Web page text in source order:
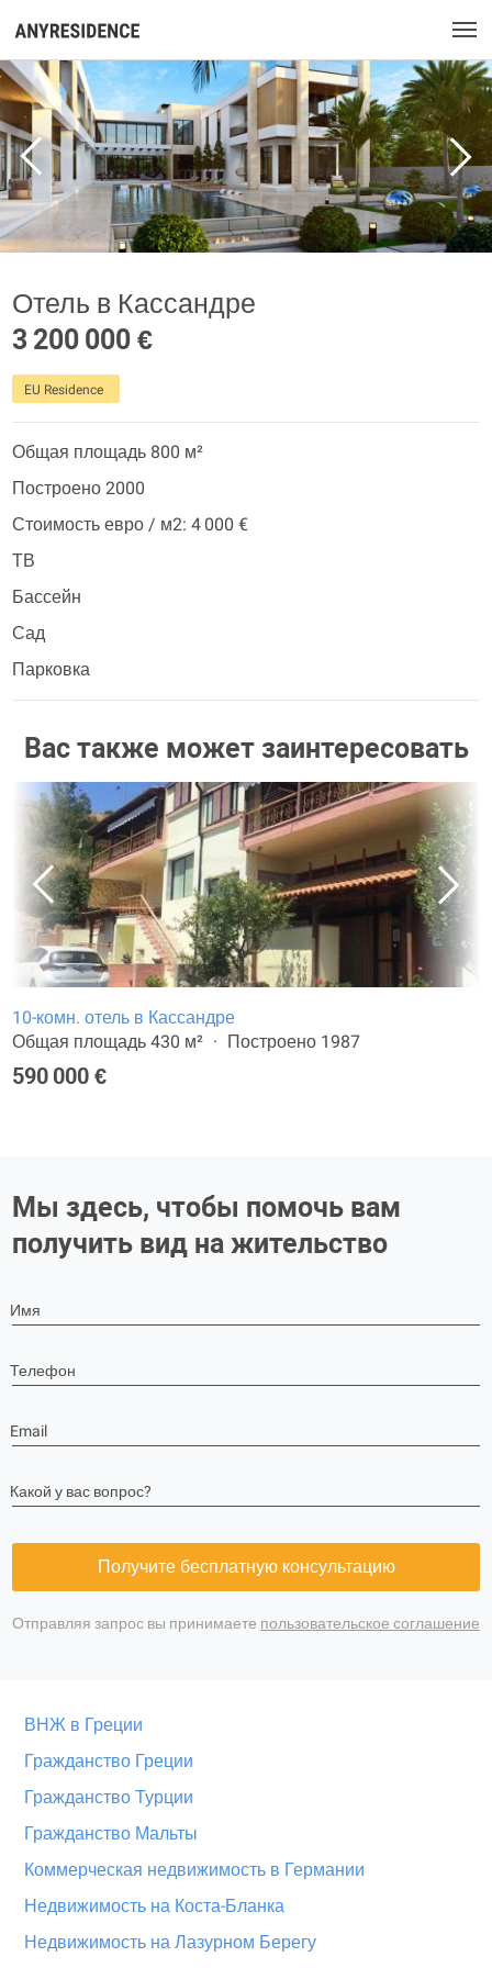
Отель в Кассандре
3 200 000 €
EU Residence
Общая площадь 800 м²
Построено 2000
Стоимость евро / м2: 4 000 €
ТВ
Бассейн
Сад
Парковка
Вас также может заинтересовать
10-комн. отель в Кассандре
Общая площадь 430 м²
Построено 1987
590 000 €
Мы здесь, чтобы помочь вам
получить вид на жительство
Имя
Телефон
Email
Какой у вас вопрос?
Получите бесплатную консультацию
Отправляя запрос вы принимаете пользовательское соглашение
ВНЖ в Греции
Гражданство Греции
Гражданство Турции
Гражданство Мальты
Коммерческая недвижимость в Германии
Недвижимость на Коста-Бланка
Недвижимость на Лазурном Берегу